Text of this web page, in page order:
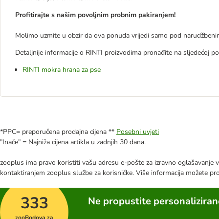
Profitirajte s našim povoljnim probnim pakiranjem!
Molimo uzmite u obzir da ova ponuda vrijedi samo pod
Detaljnije informacije o RINTI proizvodima pronađite na sljedećoj
RINTI mokra hrana za pse
*PPC= preporučena prodajna cijena ** Posebni uvjeti
"Inače" = Najniža cijena artikla u zadnjih 30 dana.
zooplus ima pravo koristiti vašu adresu e-pošte za izravno
kontaktiranjem zooplus službe za korisničke. Više informacija možete
333 Ne propustite